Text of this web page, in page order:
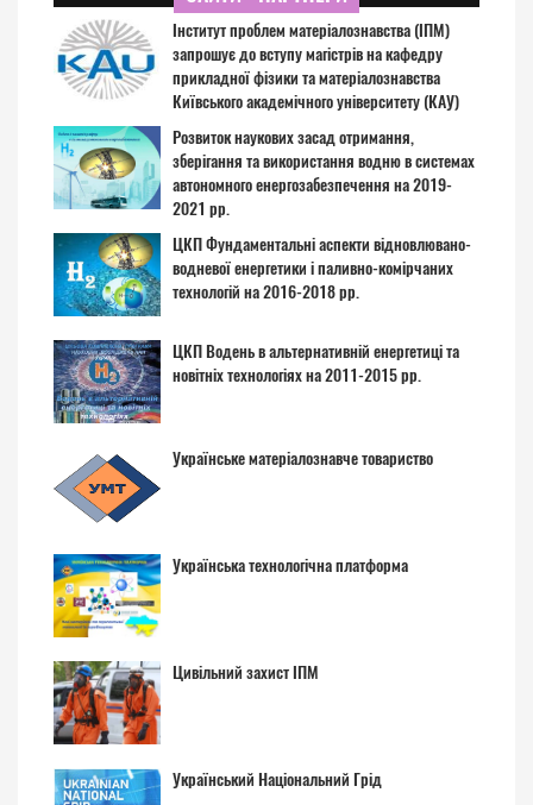
Інститут проблем матеріалознавства (ІПМ)
запрошує до вступу магістрів на кафедру
прикладної фізики та матеріалознавства
Київського академічного університету (КАУ)
Розвиток наукових засад отримання,
зберігання та використання водню в системах
автономного енергозабезпечення на 2019-
2021 рр.
ЦКП Фундаментальні аспекти відновлювано-
водневої енергетики і паливно-комірчаних
технологій на 2016-2018 рр.
ЦКП Водень в альтернативній енергетиці та
новітніх технологіях на 2011-2015 рр.
Українське матеріалознавче товариство
Українська технологічна платформа
Цивільний захист ІПМ
Український Національний Грід